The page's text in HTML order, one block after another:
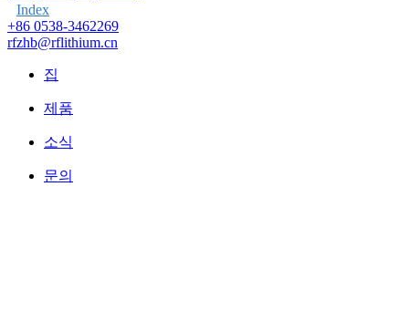
Index
+86 0538-3462269
rfzhb@rflithium.cn
집
제품
소식
문의